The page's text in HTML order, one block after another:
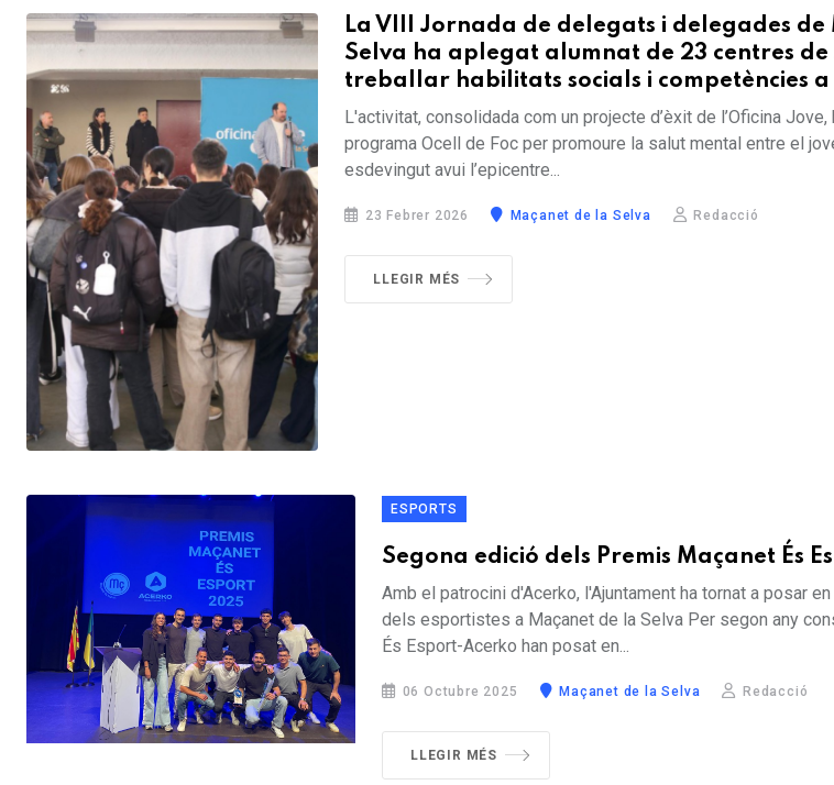
La VIII Jornada de delegats i delegades de
Selva ha aplegat alumnat de 23 centres
treballar habilitats socials i competències
L'activitat, consolidada com un projecte d’èxit de l’Oficina
programa Ocell de Foc per promoure la salut mental entre el
esdevingut avui l’epicentre...
23 Febrer 2026 Maçanet de la Selva Redacció
LLEGIR MÉS
ESPORTS
Segona edició dels Premis Maçanet És
Amb el patrocini d'Acerko, l'Ajuntament ha tornat a posar
dels esportistes a Maçanet de la Selva Per segon any
És Esport-Acerko han posat en...
06 Octubre 2025 Maçanet de la Selva Redacció
LLEGIR MÉS